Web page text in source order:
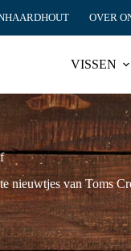
OVER
VISSEN
nieuwtjes van Toms